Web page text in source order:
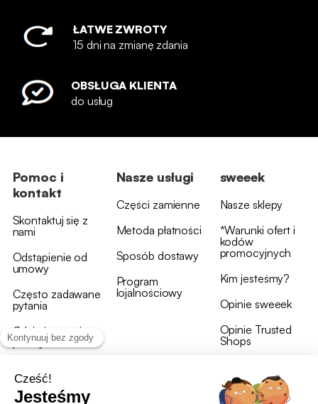
ŁATWE ZWROTY
15 dni na zmianę zdania
OBSŁUGA KLIENTA
do usług
Pomoc i
kontakt
Skontaktuj się z
nami
Odstąpienie od
umowy
Często zadawane
pytania
Gdzie jest moja
przesyłka?
Nasze usługi
Części zamienne
Metoda płatności
Sposób dostawy
Program
lojalnościowy
sweeek
Nasze sklepy
*Warunki ofert i
kodów
promocyjnych
Kim jesteśmy?
Opinie sweeek
Opinie Trusted
Shops